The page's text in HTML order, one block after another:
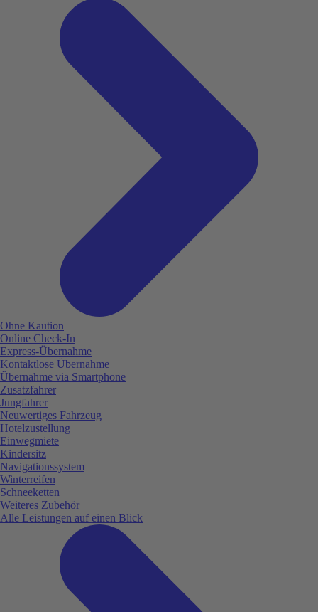
Ohne Kaution
Online Check-In
Express-Übernahme
Kontaktlose Übernahme
Übernahme via Smartphone
Zusatzfahrer
Jungfahrer
Neuwertiges Fahrzeug
Hotelzustellung
Einwegmiete
Kindersitz
Navigationssystem
Winterreifen
Schneeketten
Weiteres Zubehör
Alle Leistungen auf einen Blick